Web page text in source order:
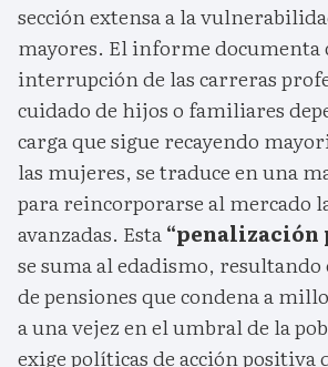
sección extensa a la
mayores. El informe documenta
interrupción de las carreras
cuidado de hijos o familiares
carga que sigue recayendo
las mujeres, se traduce en una
para reincorporarse al mercado
avanzadas. Esta“penalización
se suma al edadismo, resultando
de pensiones que condena a
a una vejez en el umbral de la
exige políticas de acción positiva